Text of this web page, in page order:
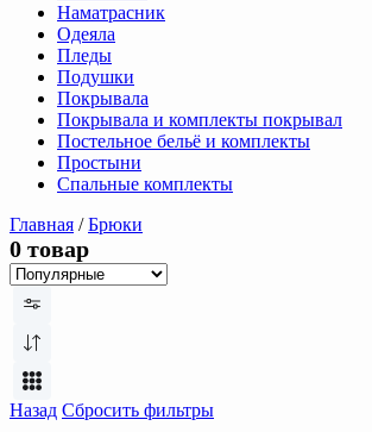
Наматрасник
Одеяла
Пледы
Подушки
Покрывала
Покрывала и комплекты покрывал
Постельное бельё и комплекты
Простыни
Спальные комплекты
Главная / Брюки
0 товар
Назад Сбросить фильтры